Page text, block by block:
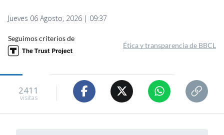
Jueves 06 Agosto, 2026 | 09:37
Seguimos criterios de
Ética y transparencia de BBCL
2411
visitas